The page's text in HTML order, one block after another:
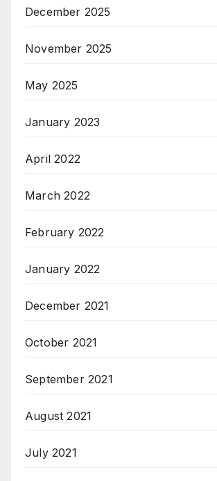
December 2025
November 2025
May 2025
January 2023
April 2022
March 2022
February 2022
January 2022
December 2021
October 2021
September 2021
August 2021
July 2021